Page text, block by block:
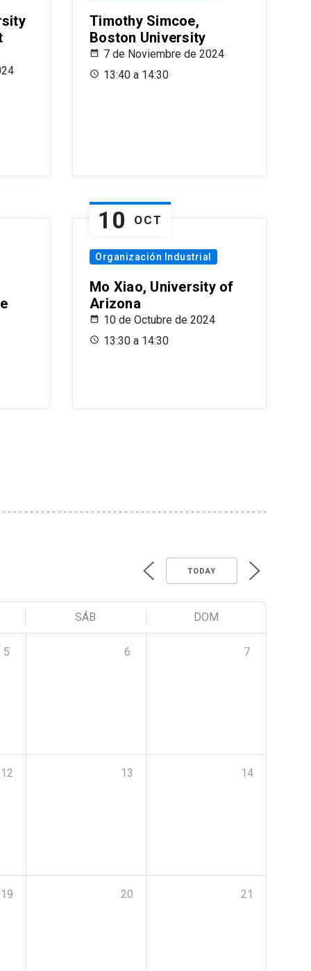
Timothy Simcoe,
Boston University
7 de Noviembre de 2024
13:40 a 14:30
10 OCT
Organización Industrial
Mo Xiao, University of
Arizona
10 de Octubre de 2024
13:30 a 14:30
TODAY
SÁB DOM
5 6 7
12 13 14
19 20 21